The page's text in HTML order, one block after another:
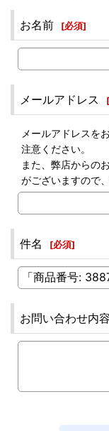
お名前 [必須]
メールアドレス [
メールアドレスを
注意ください。
また、弊店からの
がございますので
件名 [必須]
お問い合わせ内容